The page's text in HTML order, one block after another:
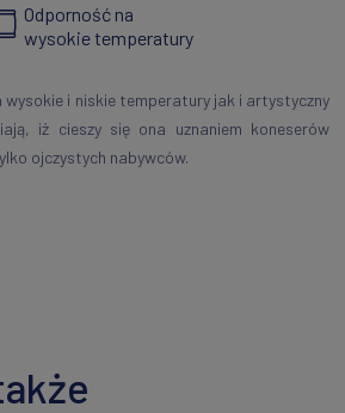
Odporność na
wysokie temperatury
wysokie i niskie temperatury jak i artystyczny
iż cieszy się ona uznaniem koneserów
ojczystych nabywców.